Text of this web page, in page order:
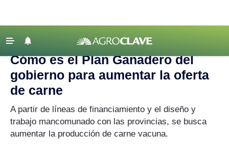
Agricultura
Ganadería
Lechería
Tecnología
Maquinaria agrícola
‹ VOLVER
Agroclave carne
Cómo es el Plan Ganadero del
gobierno para aumentar la oferta
de carne
A partir de líneas de financiamiento y el diseño y
trabajo mancomunado con las provincias, se busca
aumentar la producción de carne vacuna.